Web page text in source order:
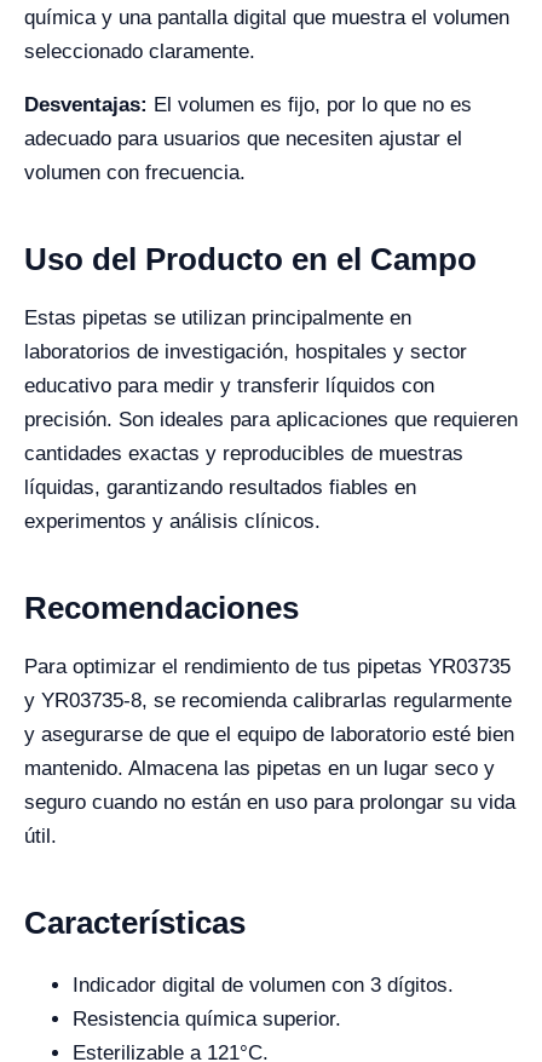
química y una pantalla digital que muestra el volumen
seleccionado claramente.
Desventajas: El volumen es fijo, por lo que no es
adecuado para usuarios que necesiten ajustar el
volumen con frecuencia.
Uso del Producto en el Campo
Estas pipetas se utilizan principalmente en
laboratorios de investigación, hospitales y sector
educativo para medir y transferir líquidos con
precisión. Son ideales para aplicaciones que requieren
cantidades exactas y reproducibles de muestras
líquidas, garantizando resultados fiables en
experimentos y análisis clínicos.
Recomendaciones
Para optimizar el rendimiento de tus pipetas YR03735
y YR03735-8, se recomienda calibrarlas regularmente
y asegurarse de que el equipo de laboratorio esté bien
mantenido. Almacena las pipetas en un lugar seco y
seguro cuando no están en uso para prolongar su vida
útil.
Características
Indicador digital de volumen con 3 dígitos.
Resistencia química superior.
Esterilizable a 121°C.